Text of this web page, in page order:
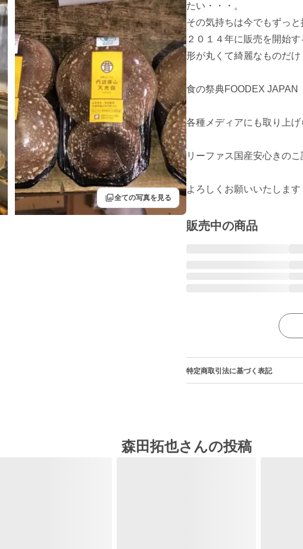
filter全ての写真を見る
たい・・・。
その気持ちは今でもずっと
２０１４年に販売を開始す
形が丸くて綺麗なものだ
食の祭典FOODEX JAPAN
各種メディアにも取り上げ
リーファス国産安心きの
よろしくお願いいたします
販売中の商品
特定商取引法に基づく表記
森田拓也さんの投稿